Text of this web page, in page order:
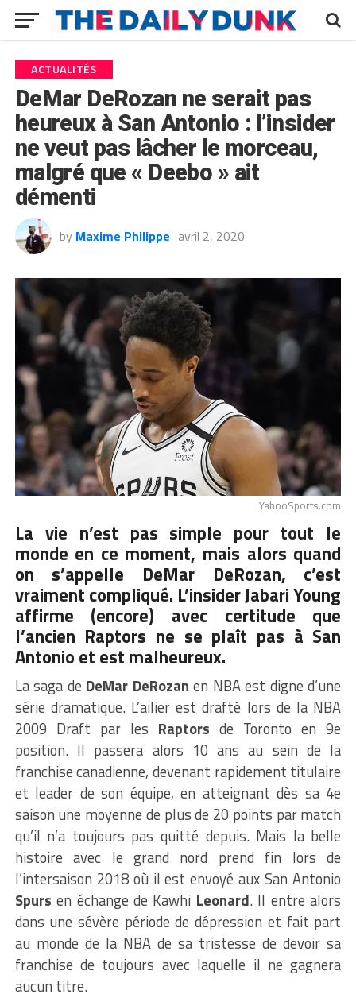
ACTUALITÉS
DeMar DeRozan ne serait pas
heureux à San Antonio : l’insider
ne veut pas lâcher le morceau,
malgré que « Deebo » ait
démenti
by Maxime Philippe avril 2, 2020
YahooSports.com
La vie n’est pas simple pour tout le
monde en ce moment, mais alors quand
on s’appelle DeMar DeRozan, c’est
vraiment compliqué. L’insider Jabari Young
affirme (encore) avec certitude que
l’ancien Raptors ne se plaît pas à San
Antonio et est malheureux.
La saga de DeMar DeRozan en NBA est digne d’une
série dramatique. L’ailier est drafté lors de la NBA
2009 Draft par les Raptors de Toronto en 9e
position. Il passera alors 10 ans au sein de la
franchise canadienne, devenant rapidement titulaire
et leader de son équipe, en atteignant dès sa 4e
saison une moyenne de plus de 20 points par match
qu’il n’a toujours pas quitté depuis. Mais la belle
histoire avec le grand nord prend fin lors de
l’intersaison 2018 où il est envoyé aux San Antonio
Spurs en échange de Kawhi Leonard. Il entre alors
dans une sévère période de dépression et fait part
au monde de la NBA de sa tristesse de devoir sa
franchise de toujours avec laquelle il ne gagnera
aucun titre.